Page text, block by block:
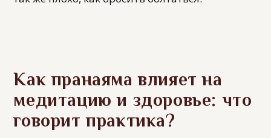
Как пранаяма влияет на
медитацию и здоровье: что
говорит практика?